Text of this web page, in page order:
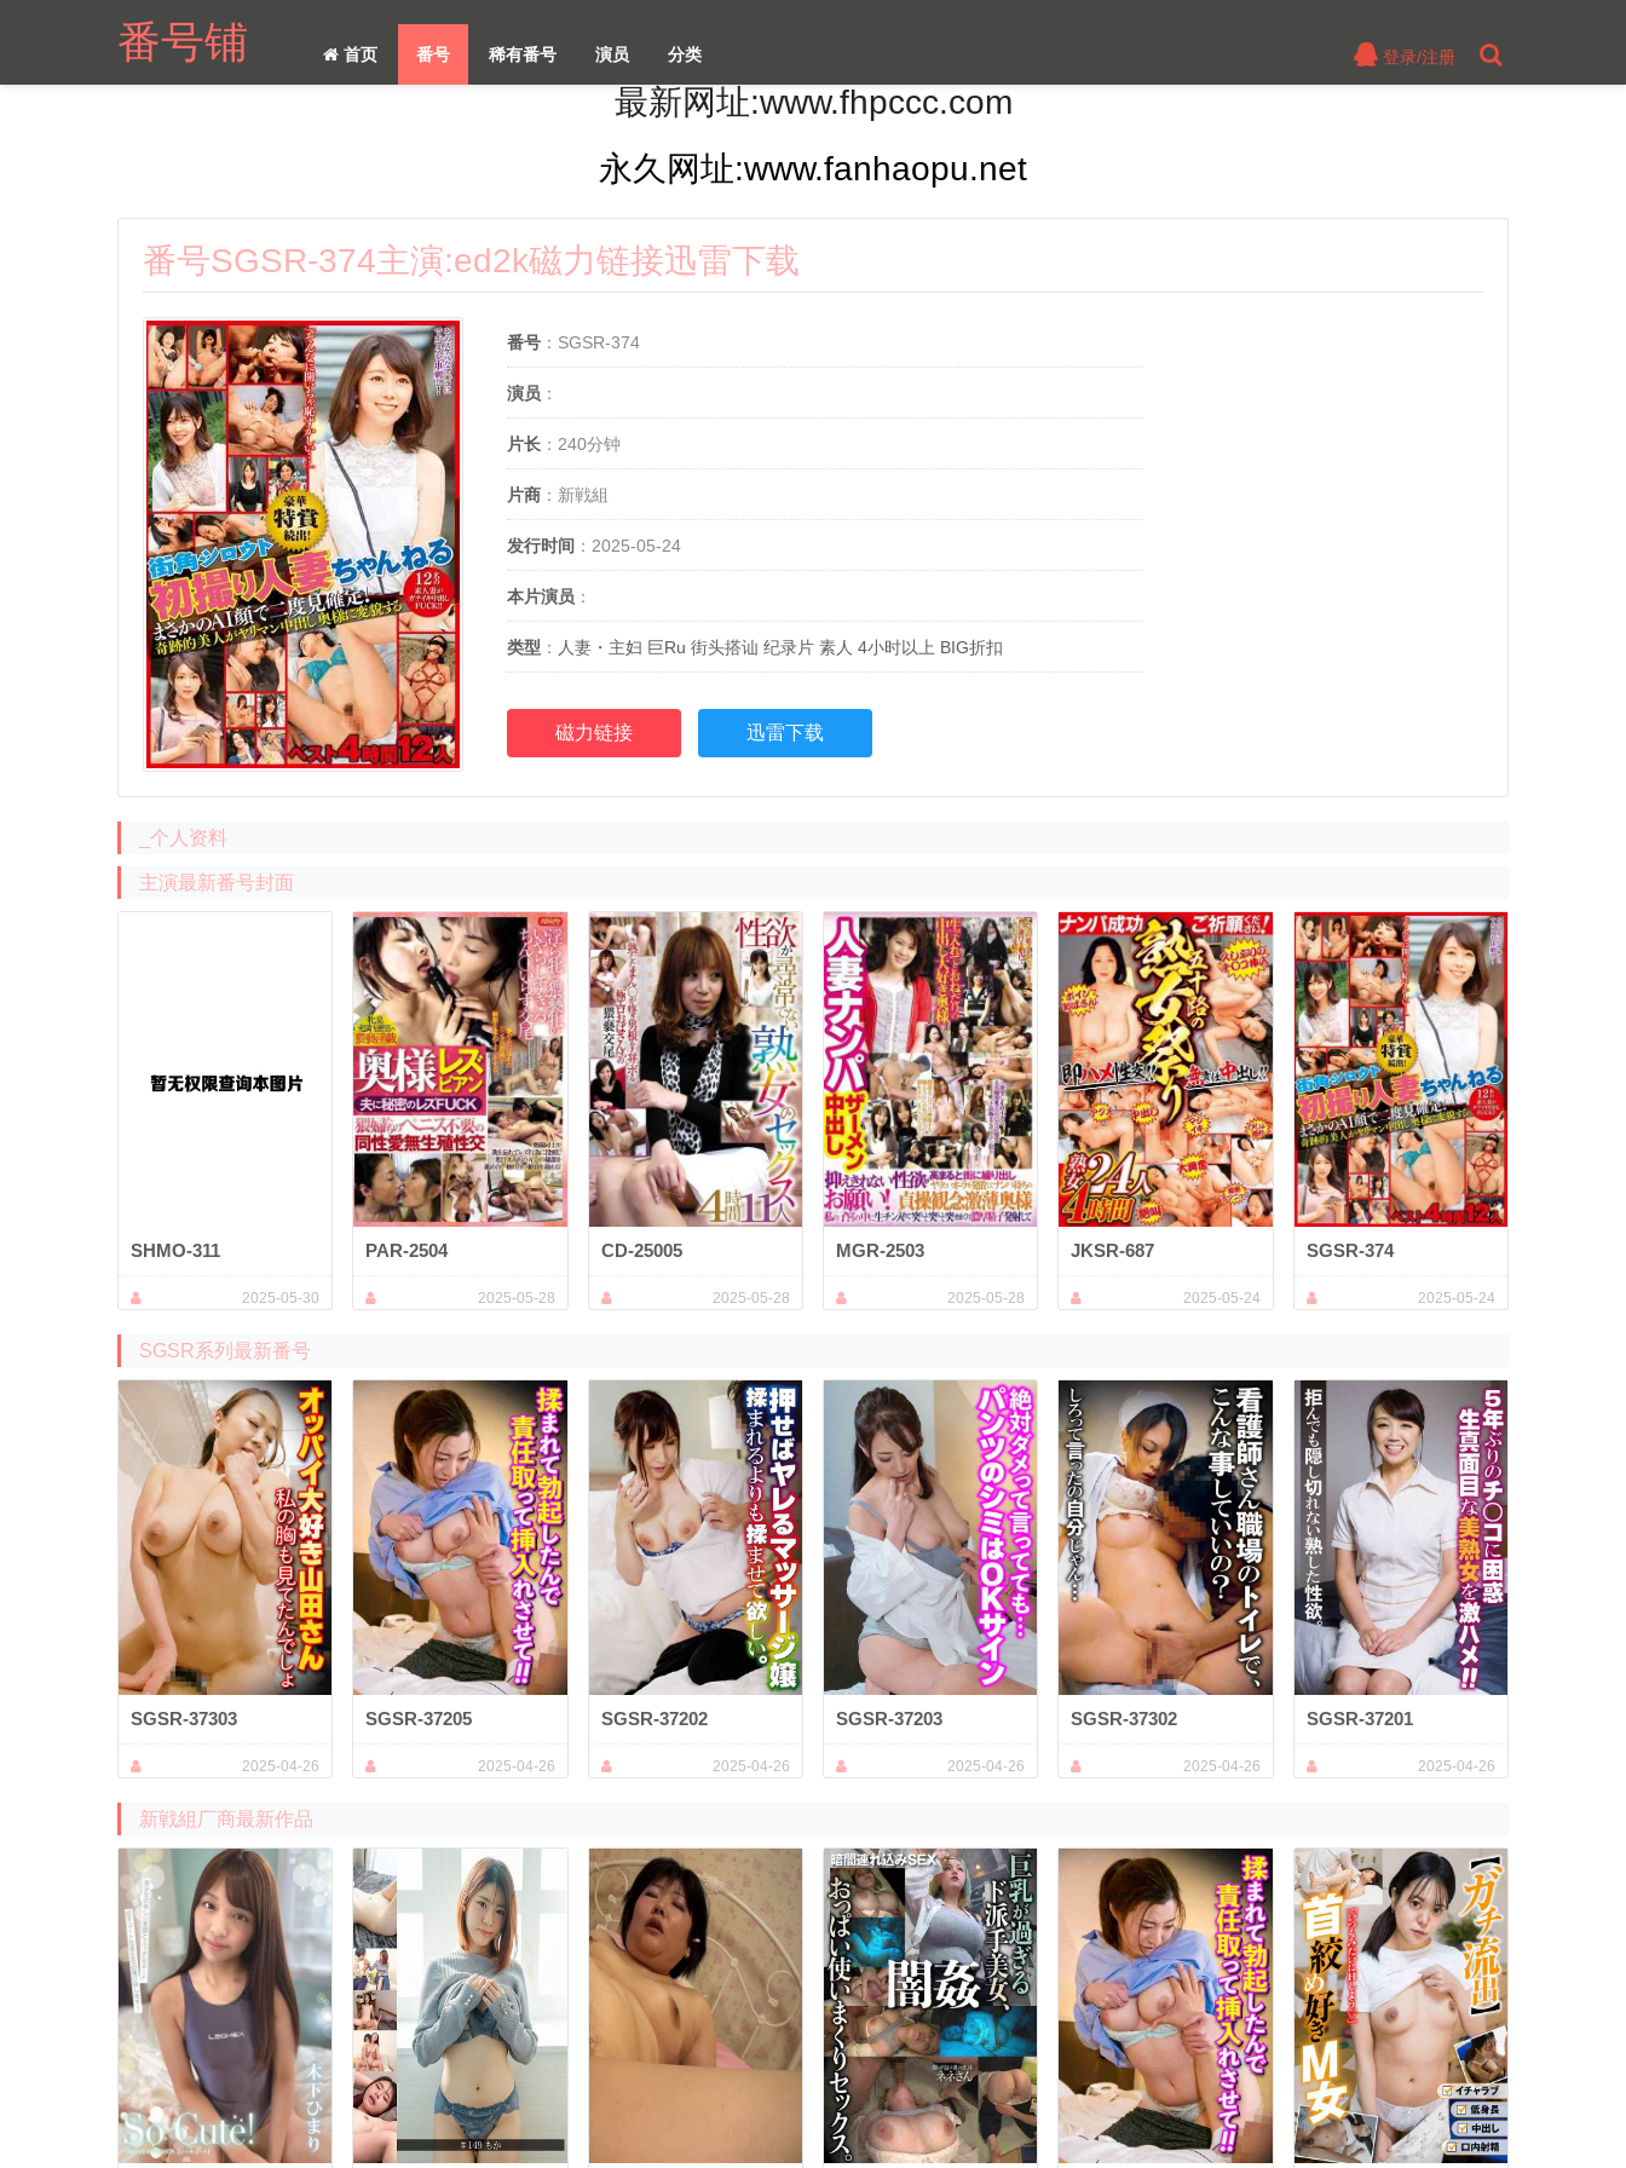
番号铺 首页 番号 稀有番号 演员 分类 登录/注册
最新网址:www.fhpccc.com
永久网址:www.fanhaopu.net
番号SGSR-374主演:ed2k磁力链接迅雷下载
番号 ：SGSR-374
演员 ：
片长 ：240分钟
片商 ：新戦組
发行时间 ：2025-05-24
本片演员 ：
类型 ： 人妻・主妇 巨Ru 街头搭讪 纪录片 素人 4小时以上 BIG折扣
磁力链接 迅雷下载
_个人资料
主演最新番号封面
SHMO-311
2025-05-30
PAR-2504
2025-05-28
CD-25005
2025-05-28
MGR-2503
2025-05-28
JKSR-687
2025-05-24
SGSR-374
2025-05-24
SGSR系列最新番号
SGSR-37303
2025-04-26
SGSR-37205
2025-04-26
SGSR-37202
2025-04-26
SGSR-37203
2025-04-26
SGSR-37302
2025-04-26
SGSR-37201
2025-04-26
新戦組厂商最新作品